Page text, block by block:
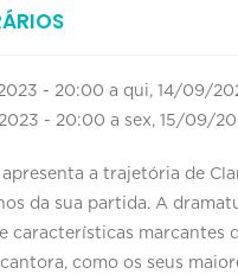
- 20:00 a qui, 14/09/
- 20:00 a sex, 15/09/
a trajetória de
da sua partida. A
características marcantes
como os seus